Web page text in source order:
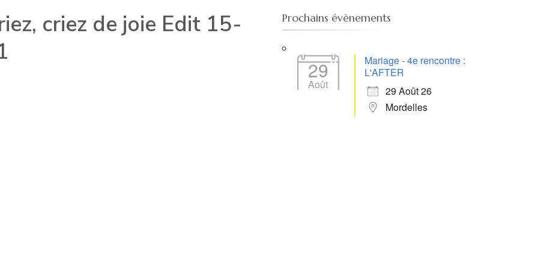
criez de joie Edit 15-
Prochains évènements
29
Août
Mariage - 4e rencontre :
L'AFTER
29 Août 26
Mordelles